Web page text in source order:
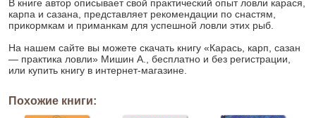
В книге автор описывает свой практический опыт ловли карася,
карпа и сазана, представляет рекомендации по снастям,
прикормкам и приманкам для успешной ловли этих рыб.
На нашем сайте вы можете скачать книгу «Карась, карп, сазан
— практика ловли» Мишин А., бесплатно и без регистрации,
или купить книгу в интернет-магазине.
Похожие книги: